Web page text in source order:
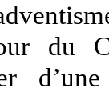
du
d’une